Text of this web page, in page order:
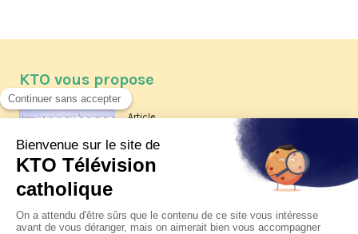
KTO vous propose
Article
Les reportages d'été 2026 de KTO
La visite pastorale du pape Léon
XIV à Assise à suivre sur KTO le
jeudi 6 août